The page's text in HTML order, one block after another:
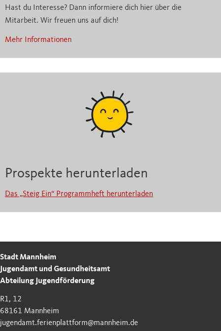
Hast du Interesse? Dann informiere dich hier über die
Mitarbeit. Wir freuen uns auf dich!
Mehr Informationen
Prospekte herunterladen
Das „Steig Ein“ Programmheft herunterladen
Stadt Mannheim
Jugendamt und Gesundheitsamt
Abteilung Jugendförderung
R1, 12
68161 Mannheim
jugendamt.ferienplattform@mannheim.de